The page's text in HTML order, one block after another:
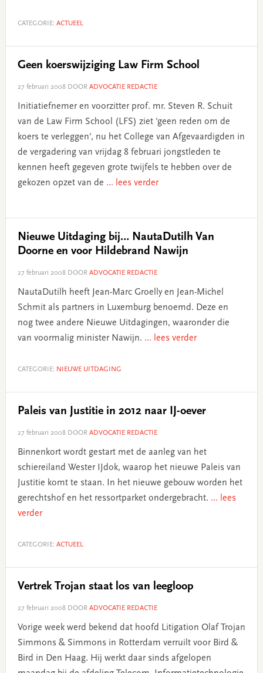
CATEGORIE: ACTUEEL
Geen koerswijziging Law Firm School
27 februari 2008DOOR ADVOCATIE REDACTIE
Initiatiefnemer en voorzitter prof. mr. Steven R. Schuit
van de Law Firm School (LFS) ziet 'geen reden om de
koers te verleggen', nu het College van Afgevaardigden in
de vergadering van vrijdag 8 februari jongstleden te
kennen heeft gegeven grote twijfels te hebben over de
gekozen opzet van de ... lees verder
Nieuwe Uitdaging bij… NautaDutilh Van
Doorne en voor Hildebrand Nawijn
27 februari 2008DOOR ADVOCATIE REDACTIE
NautaDutilh heeft Jean-Marc Groelly en Jean-Michel
Schmit als partners in Luxemburg benoemd. Deze en
nog twee andere Nieuwe Uitdagingen, waaronder die
van voormalig minister Nawijn. ... lees verder
CATEGORIE: NIEUWE UITDAGING
Paleis van Justitie in 2012 naar IJ-oever
27 februari 2008DOOR ADVOCATIE REDACTIE
Binnenkort wordt gestart met de aanleg van het
schiereiland Wester IJdok, waarop het nieuwe Paleis van
Justitie komt te staan. In het nieuwe gebouw worden het
gerechtshof en het ressortparket ondergebracht. ... lees
verder
CATEGORIE: ACTUEEL
Vertrek Trojan staat los van leegloop
27 februari 2008DOOR ADVOCATIE REDACTIE
Vorige week werd bekend dat hoofd Litigation Olaf Trojan
Simmons & Simmons in Rotterdam verruilt voor Bird &
Bird in Den Haag. Hij werkt daar sinds afgelopen